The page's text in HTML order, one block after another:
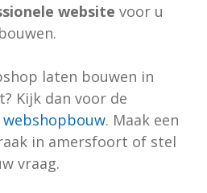
website voor u
bouwen.
laten bouwen in
Kijk dan voor de
webshopbouw. Maak een
in amersfoort of stel
vraag.